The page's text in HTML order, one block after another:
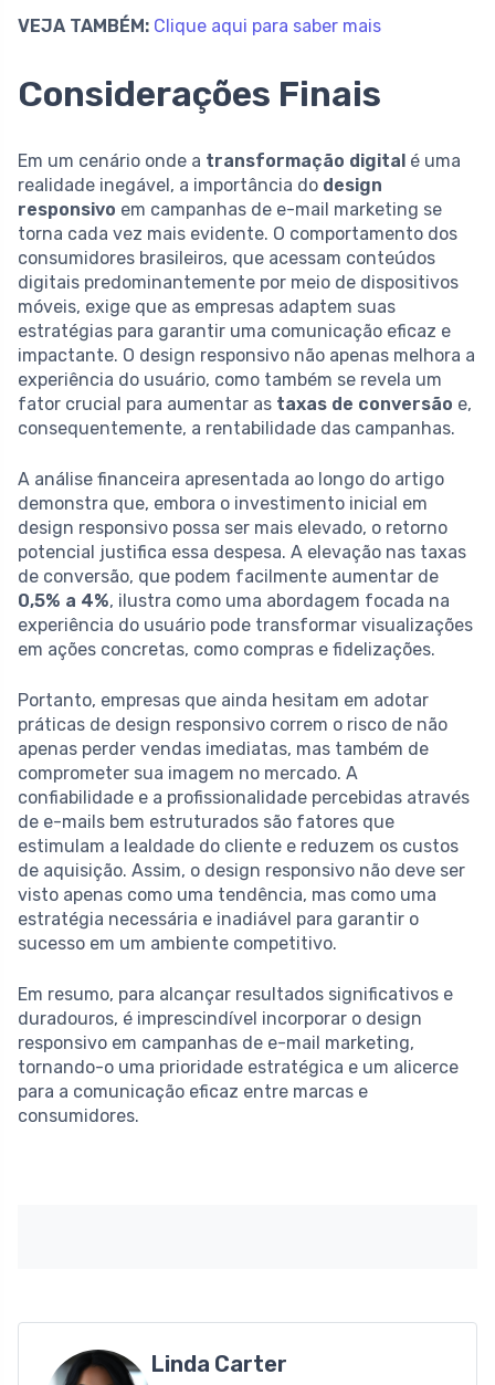
VEJA TAMBÉM: Clique aqui para saber mais
Considerações Finais
Em um cenário onde a transformação digital é uma
realidade inegável, a importância do design
responsivo em campanhas de e-mail marketing se
torna cada vez mais evidente. O comportamento dos
consumidores brasileiros, que acessam conteúdos
digitais predominantemente por meio de dispositivos
móveis, exige que as empresas adaptem suas
estratégias para garantir uma comunicação eficaz e
impactante. O design responsivo não apenas melhora a
experiência do usuário, como também se revela um
fator crucial para aumentar as taxas de conversão e,
consequentemente, a rentabilidade das campanhas.
A análise financeira apresentada ao longo do artigo
demonstra que, embora o investimento inicial em
design responsivo possa ser mais elevado, o retorno
potencial justifica essa despesa. A elevação nas taxas
de conversão, que podem facilmente aumentar de
0,5% a 4%, ilustra como uma abordagem focada na
experiência do usuário pode transformar visualizações
em ações concretas, como compras e fidelizações.
Portanto, empresas que ainda hesitam em adotar
práticas de design responsivo correm o risco de não
apenas perder vendas imediatas, mas também de
comprometer sua imagem no mercado. A
confiabilidade e a profissionalidade percebidas através
de e-mails bem estruturados são fatores que
estimulam a lealdade do cliente e reduzem os custos
de aquisição. Assim, o design responsivo não deve ser
visto apenas como uma tendência, mas como uma
estratégia necessária e inadiável para garantir o
sucesso em um ambiente competitivo.
Em resumo, para alcançar resultados significativos e
duradouros, é imprescindível incorporar o design
responsivo em campanhas de e-mail marketing,
tornando-o uma prioridade estratégica e um alicerce
para a comunicação eficaz entre marcas e
consumidores.
Linda Carter